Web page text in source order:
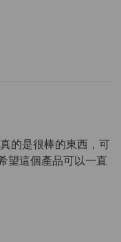
的是很棒的東西，可
望這個產品可以一直